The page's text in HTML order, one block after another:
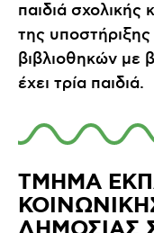
παιδιά σχολικής
της
βιβλιοθηκών με
έχει τρία παιδιά.
ΤΜΗΜΑ